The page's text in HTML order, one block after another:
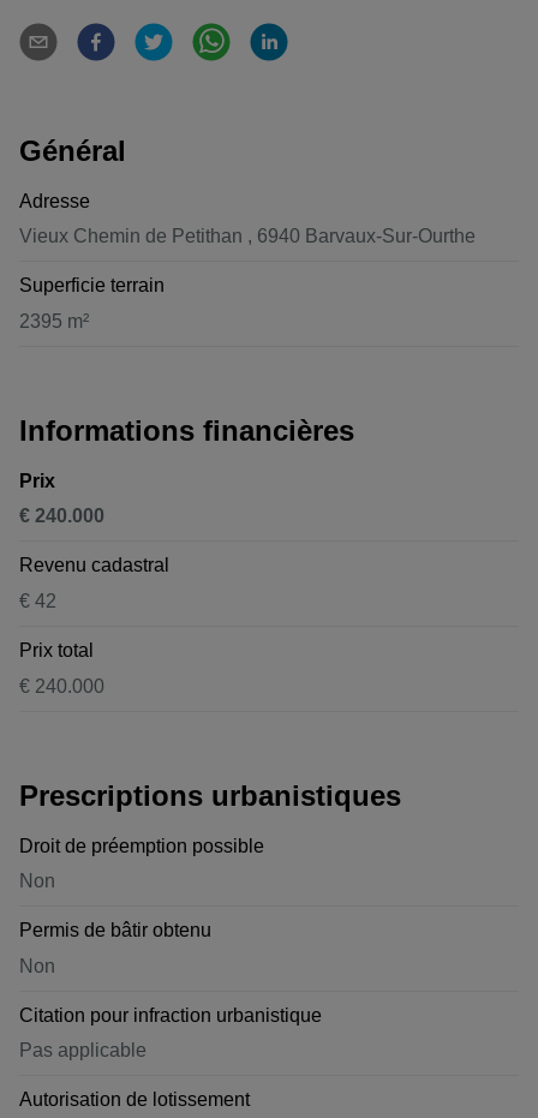
Général
Adresse
Vieux Chemin de Petithan , 6940 Barvaux-Sur-Ourthe
Superficie terrain
2395 m²
Informations financières
Prix
€ 240.000
Revenu cadastral
€ 42
Prix total
€ 240.000
Prescriptions urbanistiques
Droit de préemption possible
Non
Permis de bâtir obtenu
Non
Citation pour infraction urbanistique
Pas applicable
Autorisation de lotissement